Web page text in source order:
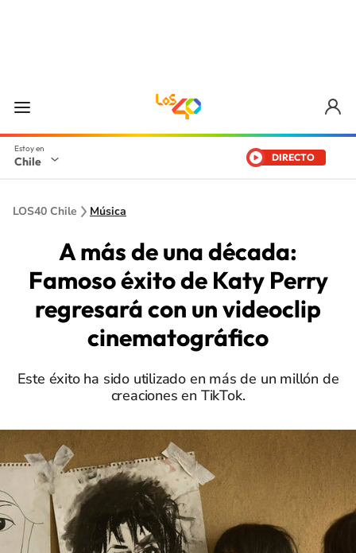
Chile DIRECTO
LOS40 Chile Música
A más de una década:
Famoso éxito de Katy Perry
regresará con un videoclip
cinematográfico
Este éxito ha sido utilizado en más de un millón de
creaciones en TikTok.